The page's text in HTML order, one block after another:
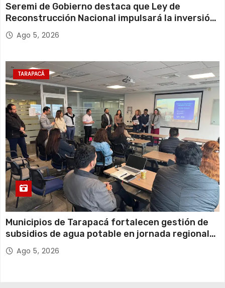
Seremi de Gobierno destaca que Ley de
Reconstrucción Nacional impulsará la inversión
y el empleo en Tarapacá
Ago 5, 2026
TARAPACÁ
Municipios de Tarapacá fortalecen gestión de
subsidios de agua potable en jornada regional
organizada por Aguas del Altiplano y ANDESS
Ago 5, 2026